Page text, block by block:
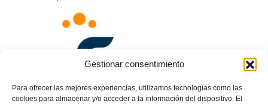
Gestionar consentimiento
Para ofrecer las mejores experiencias, utilizamos tecnologías como las
cookies para almacenar y/o acceder a la información del dispositivo. El